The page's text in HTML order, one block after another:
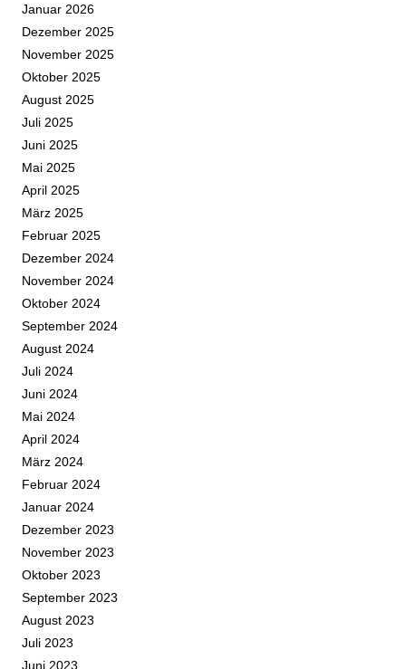
Januar 2026
Dezember 2025
November 2025
Oktober 2025
August 2025
Juli 2025
Juni 2025
Mai 2025
April 2025
März 2025
Februar 2025
Dezember 2024
November 2024
Oktober 2024
September 2024
August 2024
Juli 2024
Juni 2024
Mai 2024
April 2024
März 2024
Februar 2024
Januar 2024
Dezember 2023
November 2023
Oktober 2023
September 2023
August 2023
Juli 2023
Juni 2023